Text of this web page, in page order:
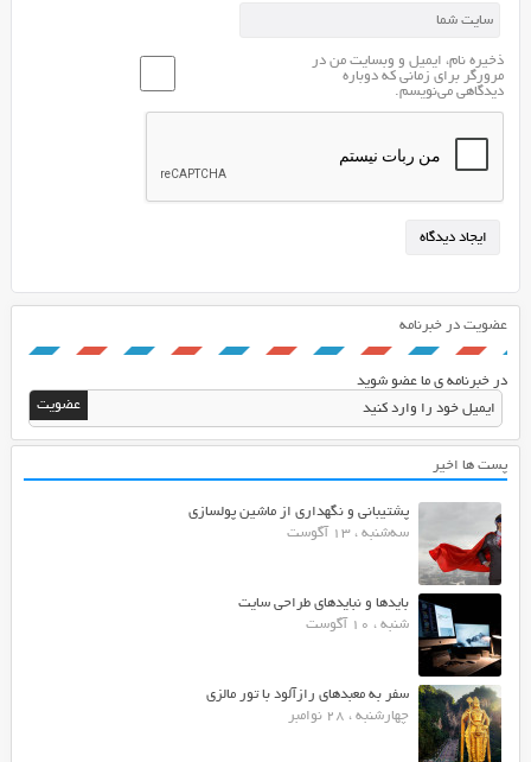
ذخیره نام، ایمیل و وبسایت من در
مرورگر برای زمانی که دوباره
دیدگاهی می‌نویسم.
عضویت در خبرنامه
در خبرنامه ی ما عضو شوید
پست ها اخیر
پشتیبانی و نگهداری از ماشین پولسازی
سه‌شنبه ، 13 آگوست
بایدها و نبایدهای طراحی سایت
شنبه ، 10 آگوست
سفر به معبدهای رازآلود با تور مالزی
چهارشنبه ، 28 نوامبر